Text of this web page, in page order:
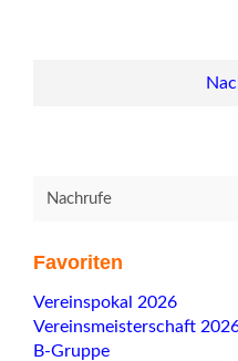
Nachrufe
Favoriten
Navigation
überspringen
Vereinspokal 2026
Vereinsmeisterschaft
B-Gruppe